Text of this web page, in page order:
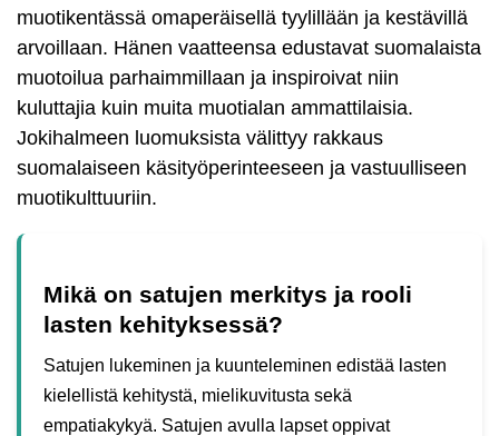
muotikentässä omaperäisellä tyylillään ja kestävillä
arvoillaan. Hänen vaatteensa edustavat suomalaista
muotoilua parhaimmillaan ja inspiroivat niin
kuluttajia kuin muita muotialan ammattilaisia.
Jokihalmeen luomuksista välittyy rakkaus
suomalaiseen käsityöperinteeseen ja vastuulliseen
muotikulttuuriin.
Mikä on satujen merkitys ja rooli
lasten kehityksessä?
Satujen lukeminen ja kuunteleminen edistää lasten
kielellistä kehitystä, mielikuvitusta sekä
empatiakykyä. Satujen avulla lapset oppivat